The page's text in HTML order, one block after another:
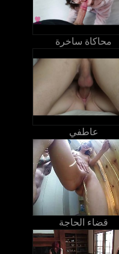
محاكاة ساخرة
عاطفي
قضاء الحاجة